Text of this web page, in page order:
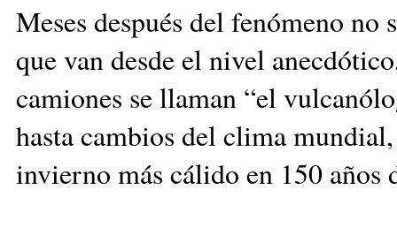
Meses después del fenómeno no
que van desde el nivel
camiones se llaman “el
hasta cambios del clima
invierno más cálido en 150